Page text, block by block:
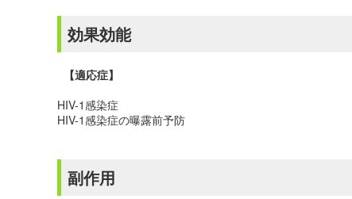
効果効能
【適応症】
HIV-1感染症
HIV-1感染症の曝露前予防
副作用